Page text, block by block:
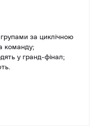
за циклічною
команду;
у гранд-фінал;